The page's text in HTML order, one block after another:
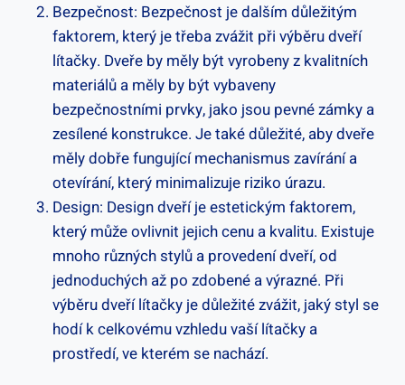
Bezpečnost: Bezpečnost je dalším důležitým
faktorem, který je třeba zvážit při výběru dveří
lítačky. Dveře by měly být vyrobeny z kvalitních
materiálů a měly by být vybaveny
bezpečnostními prvky, jako jsou pevné zámky a
zesílené konstrukce. Je také důležité, aby dveře
měly dobře fungující mechanismus zavírání a
otevírání, který minimalizuje riziko úrazu.
Design: Design dveří je estetickým faktorem,
který může ovlivnit jejich cenu a kvalitu. Existuje
mnoho různých stylů a provedení dveří, od
jednoduchých až po zdobené a výrazné. Při
výběru dveří lítačky je důležité zvážit, jaký styl se
hodí k celkovému vzhledu vaší lítačky a
prostředí, ve kterém se nachází.